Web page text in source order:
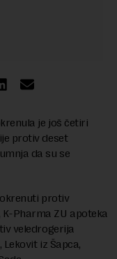
je još četiri
protiv deset
da su se
protiv
Pharma ZU apoteka
veledrogerija
iz Šapca,